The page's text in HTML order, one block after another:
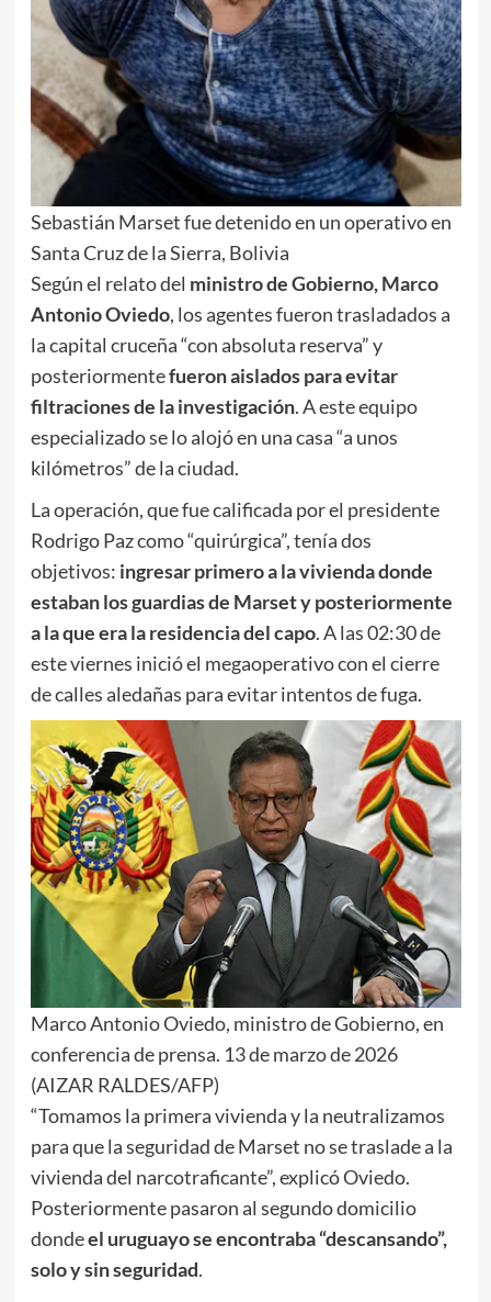
Sebastián Marset fue detenido en un operativo en
Santa Cruz de la Sierra, Bolivia
Según el relato del ministro de Gobierno, Marco
Antonio Oviedo, los agentes fueron trasladados a
la capital cruceña “con absoluta reserva” y
posteriormentefueron aislados para evitar
filtraciones de la investigación. A este equipo
especializado se lo alojó en una casa “a unos
kilómetros” de la ciudad.
La operación, que fue calificada por el presidente
Rodrigo Paz como “quirúrgica”, tenía dos
objetivos: ingresar primero a la vivienda donde
estaban los guardias de Marset y posteriormente
a la que era la residencia del capo. A las 02:30 de
este viernes inició el megaoperativo con el cierre
de calles aledañas para evitar intentos de fuga.
Marco Antonio Oviedo, ministro de Gobierno, en
conferencia de prensa. 13 de marzo de 2026
(AIZAR RALDES/AFP)
“Tomamos la primera vivienda y la neutralizamos
para que la seguridad de Marset no se traslade a la
vivienda del narcotraficante”, explicó Oviedo.
Posteriormente pasaron al segundo domicilio
dondeel uruguayo se encontraba “descansando”,
solo y sin seguridad.